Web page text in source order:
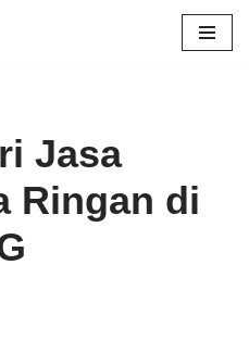
Jasa
Ringan di